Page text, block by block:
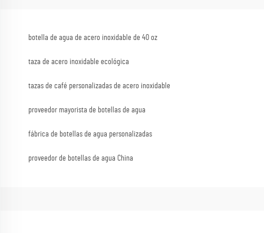
botella de agua de acero inoxidable de 40 oz
taza de acero inoxidable ecológica
tazas de café personalizadas de acero inoxidable
proveedor mayorista de botellas de agua
fábrica de botellas de agua personalizadas
proveedor de botellas de agua China